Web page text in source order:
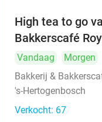
High tea to go
Bakkerscafé
Vandaag Morgen
Bakkerij &
's-Hertogenbosch
Verkocht: 67